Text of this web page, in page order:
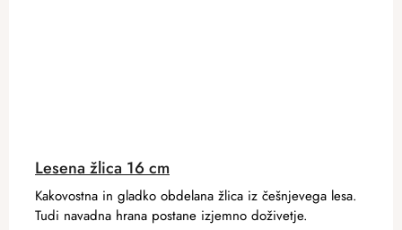
Lesena žlica 16 cm
Kakovostna in gladko obdelana žlica iz češnjevega lesa.
Tudi navadna hrana postane izjemno doživetje.